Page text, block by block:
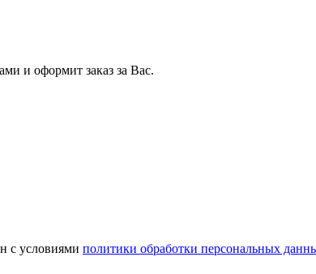
и оформит заказ за Вас.
с условиями политики обработки персональных